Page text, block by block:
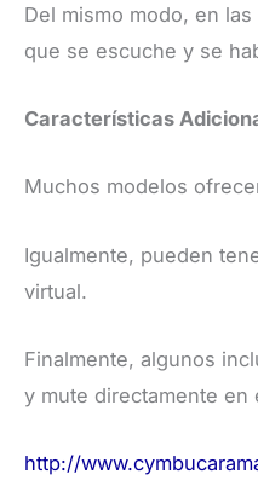
Del mismo modo, en
que se escuche y se
Características
Muchos modelos
Igualmente, pueden
virtual.
Finalmente, algunos
y mute directamente en
http://